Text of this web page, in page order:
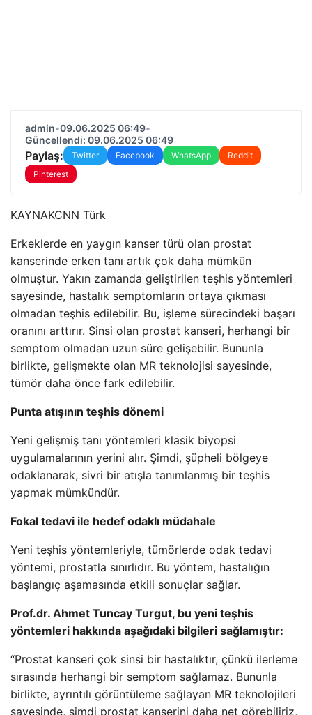
admin•09.06.2025 06:49•
Güncellendi: 09.06.2025 06:49
Paylaş: Twitter Facebook WhatsApp
Reddit
Pinterest
KAYNAKCNN Türk
Erkeklerde en yaygın kanser türü olan prostat
kanserinde erken tanı artık çok daha mümkün
olmuştur. Yakın zamanda geliştirilen teşhis yöntemleri
sayesinde, hastalık semptomların ortaya çıkması
olmadan teşhis edilebilir. Bu, işleme sürecindeki başarı
oranını arttırır. Sinsi olan prostat kanseri, herhangi bir
semptom olmadan uzun süre gelişebilir. Bununla
birlikte, gelişmekte olan MR teknolojisi sayesinde,
tümör daha önce fark edilebilir.
Punta atışının teşhis dönemi
Yeni gelişmiş tanı yöntemleri klasik biyopsi
uygulamalarının yerini alır. Şimdi, şüpheli bölgeye
odaklanarak, sivri bir atışla tanımlanmış bir teşhis
yapmak mümkündür.
Fokal tedavi ile hedef odaklı müdahale
Yeni teşhis yöntemleriyle, tümörlerde odak tedavi
yöntemi, prostatla sınırlıdır. Bu yöntem, hastalığın
başlangıç ​​aşamasında etkili sonuçlar sağlar.
Prof.dr. Ahmet Tuncay Turgut, bu yeni teşhis
yöntemleri hakkında aşağıdaki bilgileri sağlamıştır:
“Prostat kanseri çok sinsi bir hastalıktır, çünkü ilerleme
sırasında herhangi bir semptom sağlamaz. Bununla
birlikte, ayrıntılı görüntüleme sağlayan MR teknolojileri
sayesinde, şimdi prostat kanserini daha net görebiliriz,